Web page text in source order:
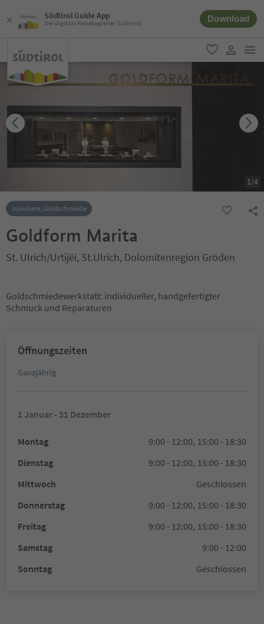
Südtirol Guide App
Der digitale Reisebegleiter Südtirols Download
favorit
user link
1/4
Juweliere, Goldschmiede
Goldform Marita
St. Ulrich/Urtijëi, St.Ulrich, Dolomitenregion Gröden
Goldschmiedewerkstatt: individueller, handgefertigter
Schmuck und Reparaturen
Öffnungszeiten
Ganzjährig
1 Januar - 31 Dezember
Montag 9:00 - 12:00, 15:00 - 18:30
Dienstag
9:00 - 12:00, 15:00 - 18:30
Mittwoch
Geschlossen
Donnerstag
9:00 - 12:00, 15:00 - 18:30
Freitag
9:00 - 12:00, 15:00 - 18:30
Samstag
9:00 - 12:00
Sonntag
Geschlossen